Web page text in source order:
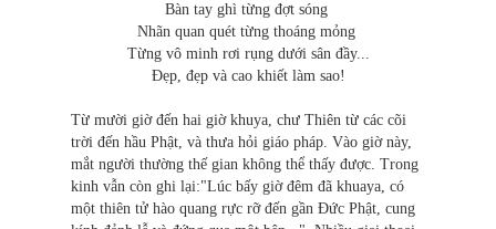
Bàn tay ghì từng đợt sóng
Nhãn quan quét từng thoáng mỏng
Từng vô minh rơi rụng dưới sân đầy...
Ðẹp, đẹp và cao khiết làm sao!
Từ mười giờ đến hai giờ khuya, chư Thiên từ các cõi
trời đến hầu Phật, và thưa hỏi giáo pháp. Vào giờ này,
mắt người thường thế gian không thể thấy được. Trong
kinh vẫn còn ghi lại:"Lúc bấy giờ đêm đã khuaya, có
một thiên tử hào quang rực rỡ đến gần Ðức Phật, cung